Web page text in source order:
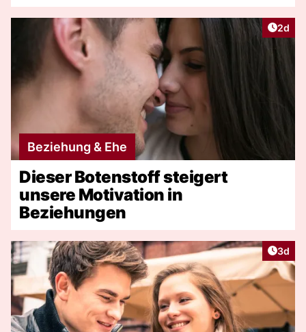
2d
Beziehung & Ehe
Dieser Botenstoff steigert
unsere Motivation in
Beziehungen
3d